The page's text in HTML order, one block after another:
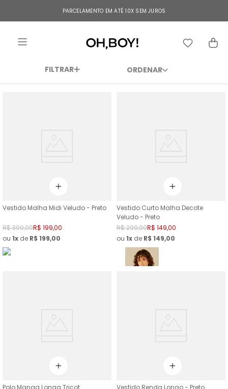
PARCELAMENTO EM ATÉ 10X SEM JUROS
FILTRAR
Vestido Malha Midi Veludo - Preto
R$399,00R$ 199,00
ou 1 de R$ 199,00
Vestido Curto Malha Decote
Veludo - Preto
R$299,00R$ 149,00
ou 1 de R$ 149,00
Polo Manga Longa Tricot
Vestido Renda Longo - Preto
TERMOS MAIS BUSCADOS
vestido longo
calça jeans